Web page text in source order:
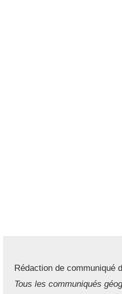
Rédaction de communiqué
Tous les communiqués